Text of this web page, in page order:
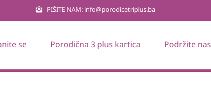
PIŠITE NAM: info@porodicetriplus.ba
se Porodična 3 plus kartica Podržite nas